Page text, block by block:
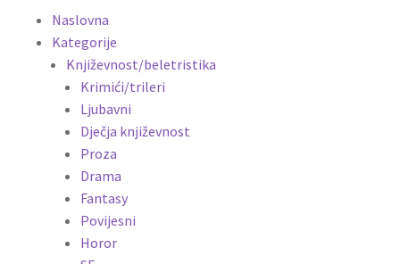
Naslovna
Kategorije
Književnost/beletristika
Krimići/trileri
Ljubavni
Dječja književnost
Proza
Drama
Fantasy
Povijesni
Horor